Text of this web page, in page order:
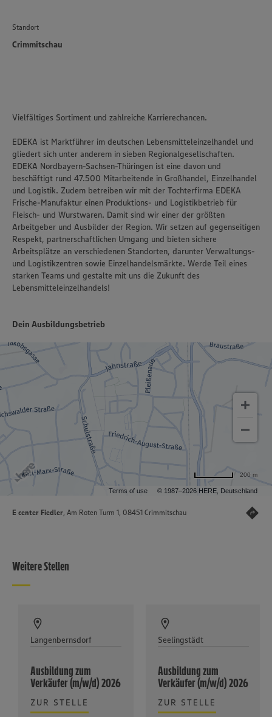
Standort
Crimmitschau
Vielfältiges Sortiment und zahlreiche Karrierechancen.
EDEKA ist Marktführer im deutschen Lebensmitteleinzelhandel und
gliedert sich unter anderem in sieben Regionalgesellschaften.
EDEKA Nordbayern-Sachsen-Thüringen ist eine davon und
beschäftigt rund 47.500 Mitarbeitende in Großhandel, Einzelhandel
und Logistik. Zudem betreiben wir mit der Tochterfirma EDEKA
Frische-Manufaktur einen Produktions- und Logistikbetrieb für
Fleisch- und Wurstwaren. Damit sind wir einer der größten
Arbeitgeber und Ausbilder der Region. Wir setzen auf gegenseitigen
Respekt, partnerschaftlichen Umgang und bieten sichere
Arbeitsplätze an verschiedenen Standorten, darunter Verwaltungs-
und Logistikzentren sowie Einzelhandelsmärkte. Werde Teil eines
starken Teams und gestalte mit uns die Zukunft des
Lebensmitteleinzelhandels!
Dein Ausbildungsbetrieb
Terms of use © 1987–2026 HERE, Deutschland
200 m
E center Fiedler, Am Roten Turm 1, 08451 Crimmitschau
Weitere Stellen
Langenbernsdorf
Ausbildung zum
Verkäufer (m/w/d) 2026
ZUR STELLE
Seelingstädt
Ausbildung zum
Verkäufer (m/w/d) 2026
ZUR STELLE